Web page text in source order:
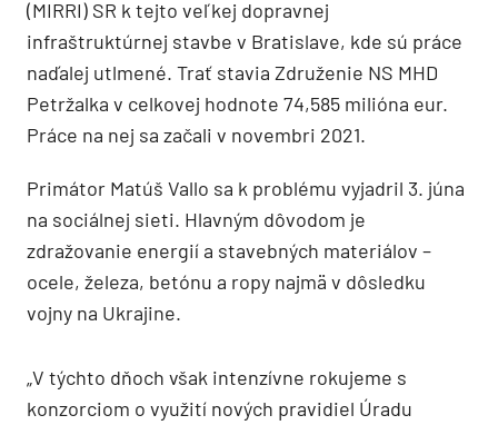
(MIRRI) SR k tejto veľkej dopravnej
infraštruktúrnej stavbe v Bratislave, kde sú práce
naďalej utlmené. Trať stavia Združenie NS MHD
Petržalka v celkovej hodnote 74,585 milióna eur.
Práce na nej sa začali v novembri 2021.
Primátor Matúš Vallo sa k problému vyjadril 3. júna
na sociálnej sieti. Hlavným dôvodom je
zdražovanie energií a stavebných materiálov –
ocele, železa, betónu a ropy najmä v dôsledku
vojny na Ukrajine.
„V týchto dňoch však intenzívne rokujeme s
konzorciom o využití nových pravidiel Úradu